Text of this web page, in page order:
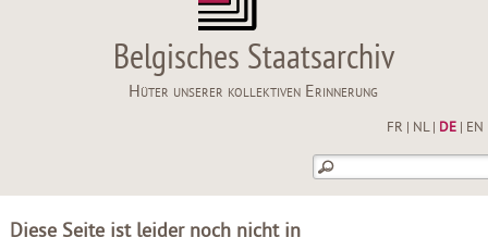
Belgisches Staatsarchiv
Hüter unserer kollektiven Erinnerung
FR NL| DE| EN
Diese Seite ist leider noch nicht in